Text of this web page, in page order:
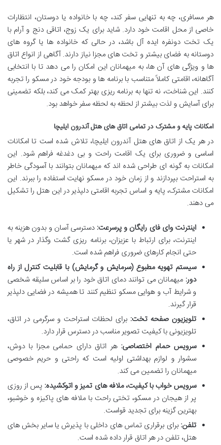
هر مسافری، چه به تنهایی سفر کند، چه با خانواده یا دوستان، انتظارات
خاصی از محل اقامت خود دارد. شاید برای یک زوج، اتاقی دنج و آرام با
یک تخت دونفره ایده آل باشد، در حالی که خانواده ها یا گروه های
دوستانه به فضای بیشتر و تخت های مجزا نیاز دارند. آگاهی از انواع اتاق
ها و ویژگی های آن ها، به میهمانان این امکان را می دهد تا با انتخابی
آگاهانه، اقامتی کاملاً متناسب با برنامه ها و بودجه خود در مسکو را تجربه
کنند. این شناخت، نه تنها به برنامه ریزی بهتر کمک می کند، بلکه تضمینی
برای آسایش و لذت بیشتر از لحظه به لحظه سفر خواهد بود.
امکانات پایه و مشترک در تمامی اتاق های هتل آندرون ایلیچا
در هر یک از اتاق های هتل آندرون ایلیچا، تلاش شده است تا امکانات
اساسی و ضروری برای یک اقامت راحت و بی دغدغه فراهم شود. این
امکانات به گونه ای طراحی شده اند که میهمانان بتوانند با آسودگی خاطر
به استراحت بپردازند و از زمان خود در مسکو نهایت استفاده را ببرند. این
امکانات مشترک، پایه و اساس تجربه اقامتی دلپذیر در این هتل را تشکیل
می دهند.
اینترنت وای فای رایگان و پرسرعت: دسترسی آسان و بدون هزینه به
اینترنت، برای ارتباط با عزیزان، برنامه ریزی گشت وگذار در شهر یا
حتی انجام کارهای ضروری فراهم شده است.
سیستم تهویه مطبوع (سرمایش و گرمایش) با قابلیت کنترل از راه
دور: میهمانان می توانند دمای اتاق خود را بر اساس سلیقه شخصی
و شرایط آب و هوایی مسکو تنظیم کنند تا همیشه در فضایی دلپذیر
قرار گیرند.
تلویزیون صفحه تخت: برای لحظات استراحت و سرگرمی در اتاق،
تلویزیونی با کیفیت تصویر مناسب در دسترس قرار دارد.
سرویس حمام اختصاصی: هر اتاق دارای حمامی مجزا با دوش،
سشوار و لوازم بهداشتی اولیه است که راحتی و حریم خصوصی
میهمانان را تضمین می کند.
سرویس خواب با کیفیت، ملافه های تمیز و اتوکشیده: پس از روزی
پر از هیجان در مسکو، تختی راحت با ملافه های پاکیزه و خوشبو،
بهترین گزینه برای تجدید قواست.
تلفن: برای برقراری تماس های داخلی با پذیرش یا سایر بخش های
هتل، تلفن در هر اتاق قرار داده شده است.